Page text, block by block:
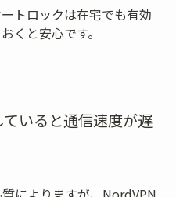
トロックは在宅でも有効
くと安心です。
いると通信速度が遅